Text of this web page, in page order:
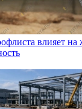
влияет на